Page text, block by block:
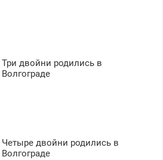
Три двойни родились в
Волгограде
Четыре двойни родились в
Волгограде